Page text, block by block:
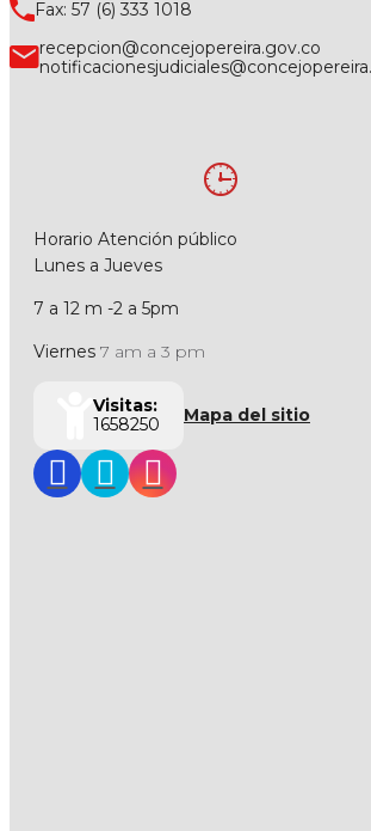
Fax: 57 (6) 333 1018
recepcion@concejopereira.gov.co
Horario Atención público
Lunes a Jueves
7 a 12 m -2 a 5pm
Viernes 7 am a 3 pm
Visitas:
1658250
Mapa del sitio